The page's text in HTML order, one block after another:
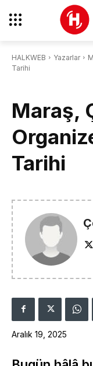
HALKWEB Yazarlar
Tarihi
Maraş,
Tarihi
Aralık 19, 2025